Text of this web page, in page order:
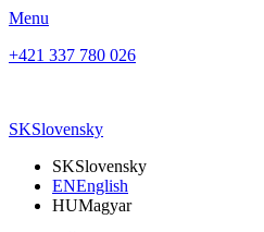
Menu
+421 337 780 026
SKSlovensky
SKSlovensky
ENEnglish
HUMagyar